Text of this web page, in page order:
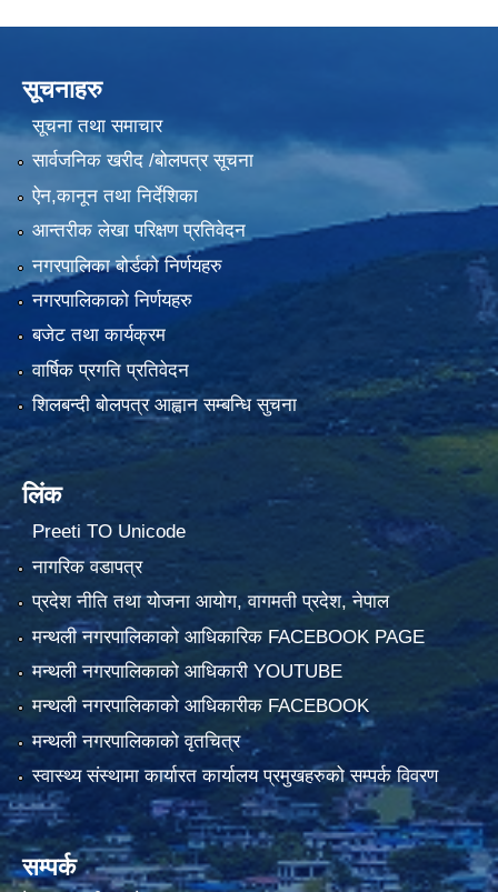
सूचनाहरु
सूचना तथा समाचार
सार्वजनिक खरीद /बोलपत्र सूचना
ऐन,कानून तथा निर्देशिका
आन्तरीक लेखा परिक्षण प्रतिवेदन
नगरपालिका बोर्डको निर्णयहरु
नगरपालिकाको निर्णयहरु
बजेट तथा कार्यक्रम
वार्षिक प्रगति प्रतिवेदन
शिलबन्दी बोलपत्र आह्वान सम्बन्धि सुचना
लिंक
Preeti TO Unicode
नागरिक वडापत्र
प्रदेश नीति तथा योजना आयोग, वागमती प्रदेश, नेपाल
मन्थली नगरपालिकाको आधिकारिक FACEBOOK PAGE
मन्थली नगरपालिकाको आधिकारी YOUTUBE
मन्थली नगरपालिकाको आधिकारीक FACEBOOK
मन्थली नगरपालिकाको वृतचित्र
स्वास्थ्य संस्थामा कार्यारत कार्यालय प्रमुखहरुको सम्पर्क विवरण
सम्पर्क